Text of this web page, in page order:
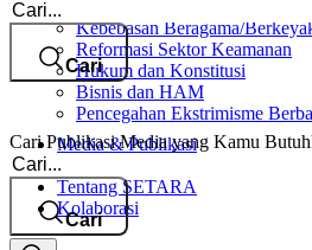
Kebebasan Beragama/
Reformasi Sektor Keamanan
Hukum dan Konstitusi
Bisnis dan HAM
Pencegahan Ekstrimisme
Media & Publikasi
Dampak
Tentang SETARA
Kolaborasi
Cari Publikasi Media yang Kamu
Cari
Cari
Cari
Cari